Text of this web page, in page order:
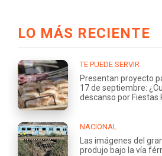
LO MÁS RECIENTE
TE PUEDE SERVIR
Presentan proyecto
17 de septiembre:
descanso por Fiestas
NACIONAL
Las imágenes del
produjo bajo la vía